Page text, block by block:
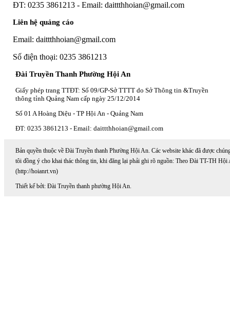
ĐT: 0235 3861213 - Email: daittthhoian@gmail.com
Liên hệ quảng cáo
Email: daittthhoian@gmail.com
Số điện thoại: 0235 3861213
Đài Truyền Thanh Phường Hội An
Giấy phép trang TTĐT: Số 09/GP-Sở TTTT do Sở Thông tin &Truyền
thông tỉnh Quảng Nam cấp ngày 25/12/2014
Số 01 A Hoàng Diệu - TP Hội An - Quảng Nam
ĐT: 0235 3861213 - Email: daittthhoian@gmail.com
Bản quyền thuộc về Đài Truyền thanh Phường Hội An. Các website khác đã được
tôi đồng ý cho khai thác thông tin, khi đăng lại phải ghi rõ nguồn: Theo Đài TT-TH Hội
(http://hoianrt.vn)
Thiết kế bởi: Đài Truyền thanh phường Hội An.